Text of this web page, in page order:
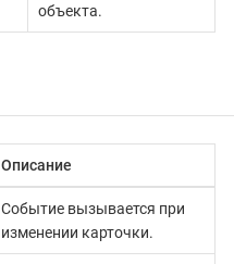
объекта.
Описание
Событие вызывается при
изменении карточки.